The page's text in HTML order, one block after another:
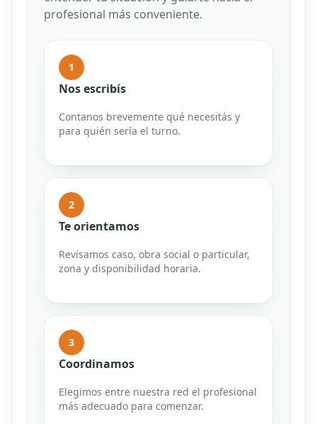
profesional más conveniente.
1
Nos escribís
Contanos brevemente qué necesitás y
para quién sería el turno.
2
Te orientamos
Revisamos caso, obra social o particular,
zona y disponibilidad horaria.
3
Coordinamos
Elegimos entre nuestra red el profesional
más adecuado para comenzar.